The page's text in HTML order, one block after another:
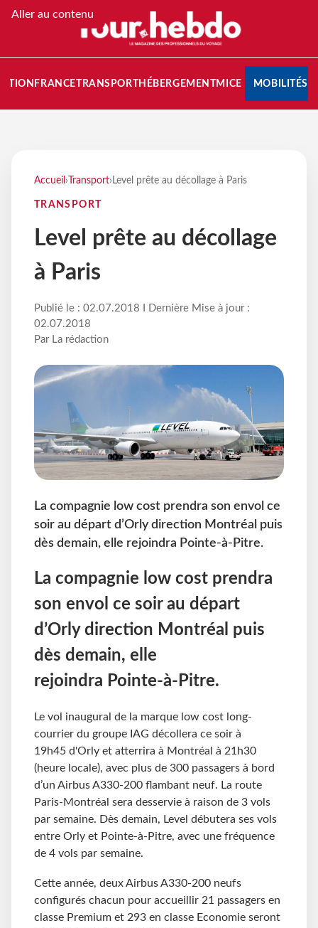
Aller au contenu
FRANCETRANSPORT HÉBERGEMENTMICE MOBILITÉS
Accueil › Transport› Level prête au décollage à Paris
TRANSPORT
Level prête au décollage
à Paris
Publié le : 02.07.2018 I Dernière Mise à jour :
02.07.2018
Par La rédaction
La compagnie low cost prendra son envol ce
soir au départ d’Orly direction Montréal puis
dès demain, elle rejoindra Pointe-à-Pitre.
La compagnie low cost prendra
son envol ce soir au départ
d’Orly direction Montréal puis
dès demain, elle
rejoindra Pointe-à-Pitre.
Le vol inaugural de la marque low cost long-
courrier du groupe IAG décollera ce soir à
19h45 d'Orly et atterrira à Montréal à 21h30
(heure locale), avec plus de 300 passagers à bord
d’un Airbus A330-200 flambant neuf. La route
Paris-Montréal sera desservie à raison de 3 vols
par semaine. Dès demain, Level débutera ses vols
entre Orly et Pointe-à-Pitre, avec une fréquence
de 4 vols par semaine.
Cette année, deux Airbus A330-200 neufs
configurés chacun pour accueillir 21 passagers en
classe Premium et 293 en classe Economie seront